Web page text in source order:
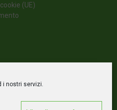
i nostri servizi.
(UE)